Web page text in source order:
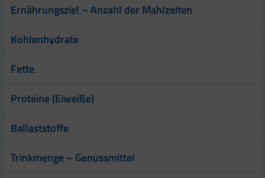
Ernährungsziel – Anzahl der Mahlzeiten
Kohlenhydrate
Fette
Proteine (Eiweiße)
Ballaststoffe
Trinkmenge – Genussmittel